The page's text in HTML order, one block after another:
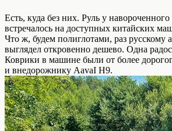
Есть, куда без них. Руль у
встречалось на доступных китайских
Что ж, будем полиглотами, раз
выглядел откровенно дешево. Одна
Коврики в машине были от более
и внедорожнику AavaI H9.